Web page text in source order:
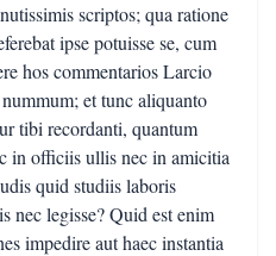
scriptos; qua ratione
ipse potuisse se, cum
hos commentarios Larcio
et tunc aliquanto
tibi recordanti, quantum
in officiis ullis nec in amicitia
quid studiis laboris
nec legisse? Quid est enim
impedire aut haec instantia